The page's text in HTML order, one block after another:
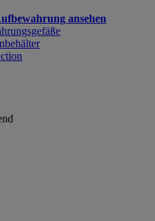
ansehen